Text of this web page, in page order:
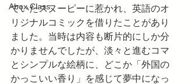
Abox Class
ていたスヌーピーに惹かれ、英語のオ
リジナルコミックを借りたことがあり
ました。当時は内容も断片的にしか分
かりませんでしたが、淡々と進むコマ
とシンプルな絵柄に、どこか「外国の
かっこいい香り」を感じて夢中になっ